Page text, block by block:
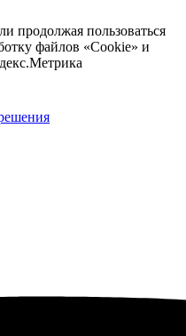
продолжая пользоваться
файлов «Cookie» и